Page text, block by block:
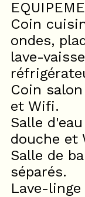
Coin
ondes,
lave-
Coin
et Wifi.
Salle
douche et
Salle de
séparés.
Lave-